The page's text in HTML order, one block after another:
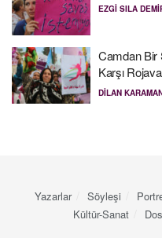
EZGI SILA
Camdan Bir
Karşı
DILAN
Yazarlar Söyleşi
Kültür-Sanat